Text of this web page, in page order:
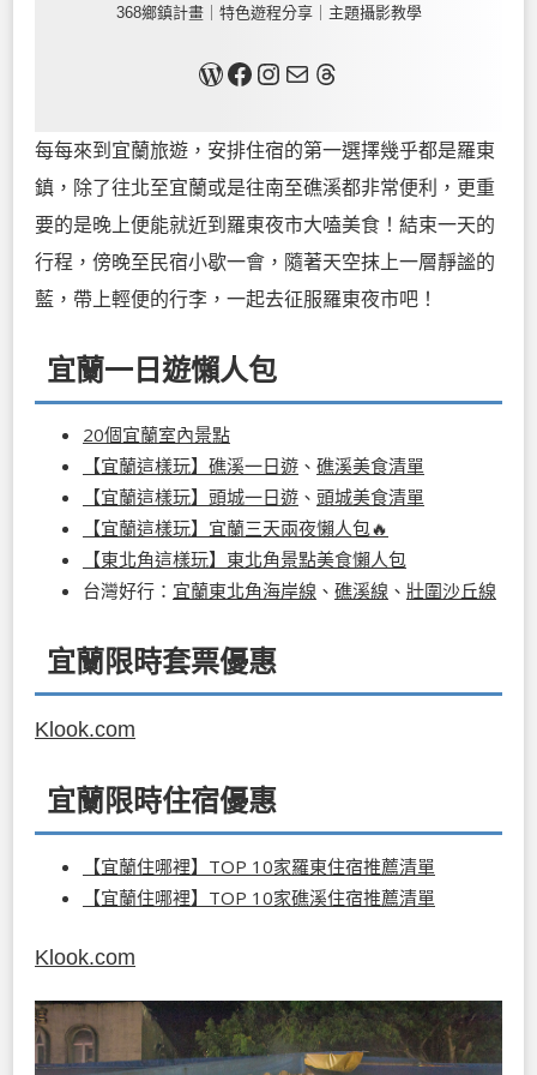
368鄉鎮計畫｜特色遊程分享｜主題攝影教學
關於我Facebook InstagramMail Threads
每每來到宜蘭旅遊，安排住宿的第一選擇幾乎都是羅東
鎮，除了往北至宜蘭或是往南至礁溪都非常便利，更重
要的是晚上便能就近到羅東夜市大嗑美食！結束一天的
行程，傍晚至民宿小歇一會，隨著天空抹上一層靜謐的
藍，帶上輕便的行李，一起去征服羅東夜市吧！
宜蘭一日遊懶人包
20個宜蘭室內景點
【宜蘭這樣玩】礁溪一日遊 、 礁溪美食清單
【宜蘭這樣玩】頭城一日遊 、 頭城美食清單
【宜蘭這樣玩】宜蘭三天兩夜懶人包🔥
【東北角這樣玩】東北角景點美食懶人包
台灣好行： 宜蘭東北角海岸線 、 礁溪線 、 壯圍沙丘線
宜蘭限時套票優惠
Klook.com
宜蘭限時住宿優惠
【宜蘭住哪裡】TOP 10家羅東住宿推薦清單
【宜蘭住哪裡】TOP 10家礁溪住宿推薦清單
Klook.com